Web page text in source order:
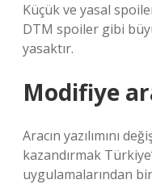
Küçük ve yasal
DTM spoiler gibi
yasaktır.
Modifiye
Aracın yazılımını
kazandırmak
uygulamalarından